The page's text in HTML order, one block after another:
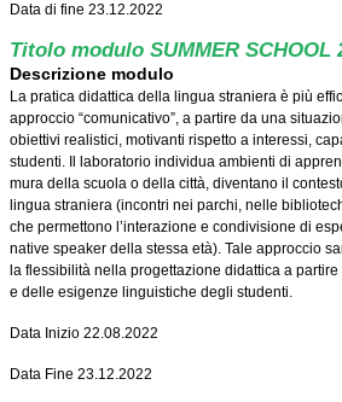
Data di fine 23.12.2022
Titolo modulo SUMMER SCHOOL
Descrizione modulo
La pratica didattica della lingua straniera è più
approccio “comunicativo”, a partire da una
obiettivi realistici, motivanti rispetto a interessi,
studenti. Il laboratorio individua ambienti di
mura della scuola o della città, diventano il
lingua straniera (incontri nei parchi, nelle
che permettono l’interazione e condivisione di
native speaker della stessa età). Tale approccio
la flessibilità nella progettazione didattica a
e delle esigenze linguistiche degli studenti.
Data Inizio 22.08.2022
Data Fine 23.12.2022